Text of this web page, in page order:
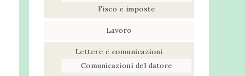
Fisco e imposte
Lavoro
Lettere e comunicazioni
Comunicazioni del datore